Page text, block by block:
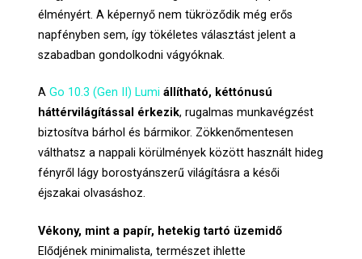
élményért. A képernyő nem tükröződik még erős
napfényben sem, így tökéletes választást jelent a
szabadban gondolkodni vágyóknak.
AGo 10.3 (Gen II) Lumi állítható, kéttónusú
háttérvilágítással érkezik, rugalmas munkavégzést
biztosítva bárhol és bármikor. Zökkenőmentesen
válthatsz a nappali körülmények között használt hideg
fényről lágy borostyánszerű világításra a késői
éjszakai olvasáshoz.
Vékony, mint a papír, hetekig tartó üzemidő
Elődjének minimalista, természet ihlette